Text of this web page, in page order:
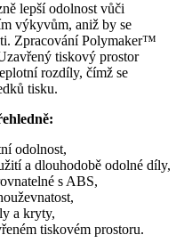
lepší odolnost vůči
výkyvům, aniž by se
Zpracování Polymaker™
tiskový prostor
rozdíly, čímž se
tisku.
odolnost,
a dlouhodobě odolné díly,
s ABS,
a kryty,
tiskovém prostoru.